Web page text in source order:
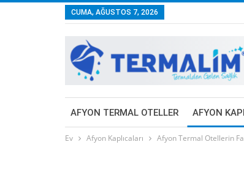
CUMA, AĞUSTOS 7, 2026
AFYON TERMAL OTELLER AFYON
Ev Afyon Kaplıcaları Afyon Termal Otellerin